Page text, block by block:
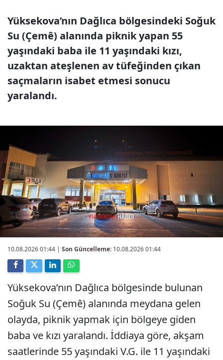
Yüksekova’nın Dağlıca bölgesindeki Soğuk
Su (Çemê) alanında piknik yapan 55
yaşındaki baba ile 11 yaşındaki kızı,
uzaktan ateşlenen av tüfeğinden çıkan
saçmaların isabet etmesi sonucu
yaralandı.
10.08.2026 01:44 | Son Güncelleme: 10.08.2026 01:44
Yüksekova’nın Dağlıca bölgesinde bulunan
Soğuk Su (Çemê) alanında meydana gelen
olayda, piknik yapmak için bölgeye giden
baba ve kızı yaralandı. İddiaya göre, akşam
saatlerinde 55 yaşındaki V.G. ile 11 yaşındaki